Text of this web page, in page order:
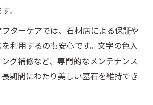
。
ターケアでは、石材店による保証や
利用するのも安心です。文字の色入
グ補修など、専門的なメンテナンス
期間にわたり美しい墓石を維持でき